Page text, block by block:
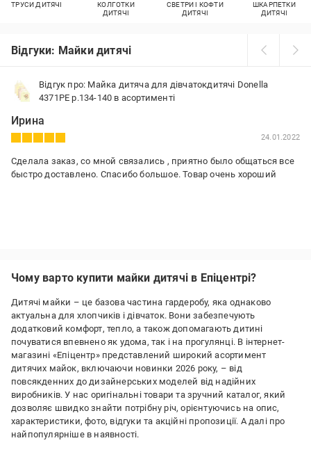
ТРУСИ ДИТЯЧІ
КОЛГОТКИ
ДИТЯЧІ
СВЕТРИ І КОФТИ
ДИТЯЧІ
ШКАРПЕТКИ
ДИТЯЧІ
Відгуки: Майки дитячі
Відгук про: Майка дитяча для дівчатокдитячі Donella
4371PE р.134-140 в асортименті
Ирина
24.01.2022
Сделала заказ, со мной связались , приятно было общаться все
быстро доставлено. Спасибо большое. Товар очень хороший
Чому варто купити майки дитячі в Епіцентрі?
Дитячі майки – це базова частина гардеробу, яка однаково
актуальна для хлопчиків і дівчаток. Вони забезпечують
додатковий комфорт, тепло, а також допомагають дитині
почуватися впевнено як удома, так і на прогулянці. В інтернет-
магазині «Епіцентр» представлений широкий асортимент
дитячих майок, включаючи новинки 2026 року, – від
повсякденних до дизайнерських моделей від надійних
виробників. У нас оригінальні товари та зручний каталог, який
дозволяє швидко знайти потрібну річ, орієнтуючись на опис,
характеристики, фото, відгуки та акційні пропозиції. А далі про
найпопулярніше в наявності.